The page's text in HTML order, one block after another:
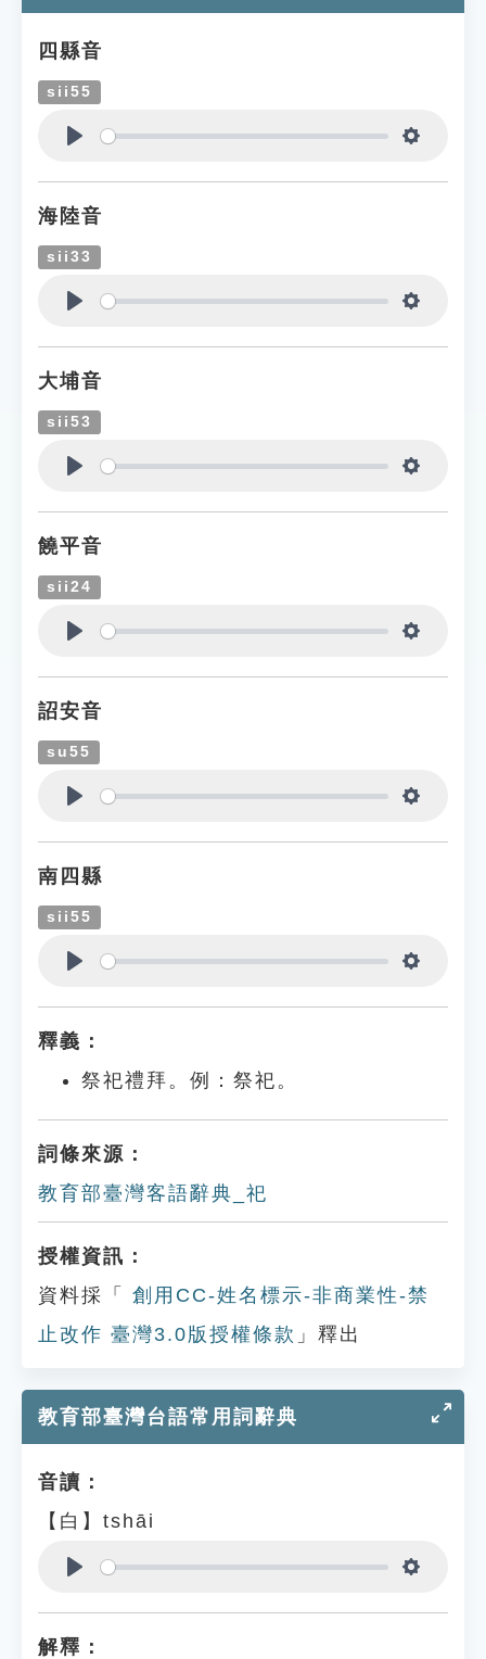
四縣音
sii55
海陸音
sii33
大埔音
sii53
饒平音
sii24
詔安音
su55
南四縣
sii55
釋義：
祭祀禮拜。例：祭祀。
詞條來源：
教育部臺灣客語辭典_祀
授權資訊：
資料採「
創用CC-姓名標示-非商業性-禁
止改作 臺灣3.0版授權條款 」釋出
教育部臺灣台語常用詞辭典
音讀：
【白】tshāi
解釋：